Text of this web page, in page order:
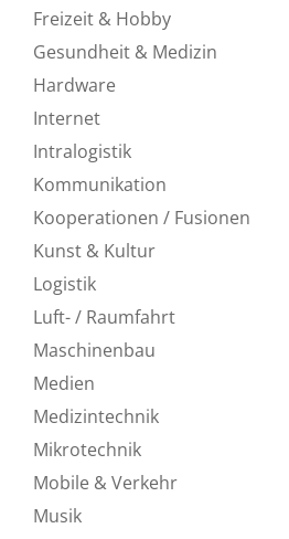
Freizeit & Hobby
Gesundheit & Medizin
Hardware
Internet
Intralogistik
Kommunikation
Kooperationen / Fusionen
Kunst & Kultur
Logistik
Luft- / Raumfahrt
Maschinenbau
Medien
Medizintechnik
Mikrotechnik
Mobile & Verkehr
Musik